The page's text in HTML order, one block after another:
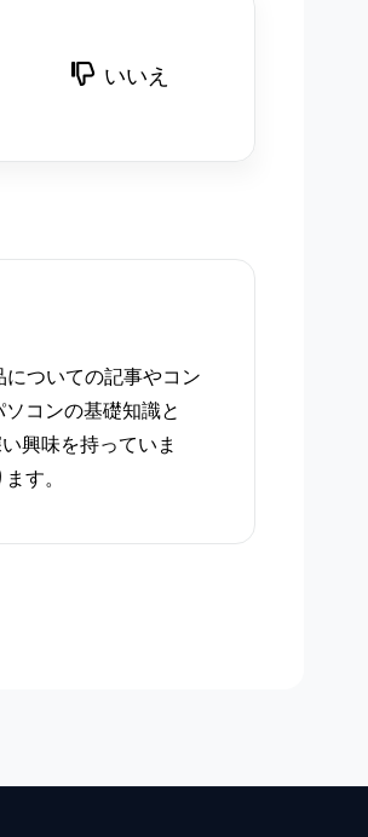
いいえ
についての記事やコン
コンの基礎知識と
興味を持っていま
す。